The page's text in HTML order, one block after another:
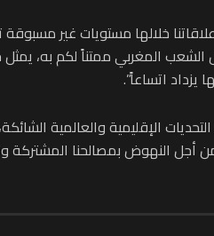
خلالها مستويات غير مسبوقة
الشعب المغربي ممتناً لكم
يزداد اتساعاً”.
الإقليمية والعالمية
بمصالحنا المشتركة